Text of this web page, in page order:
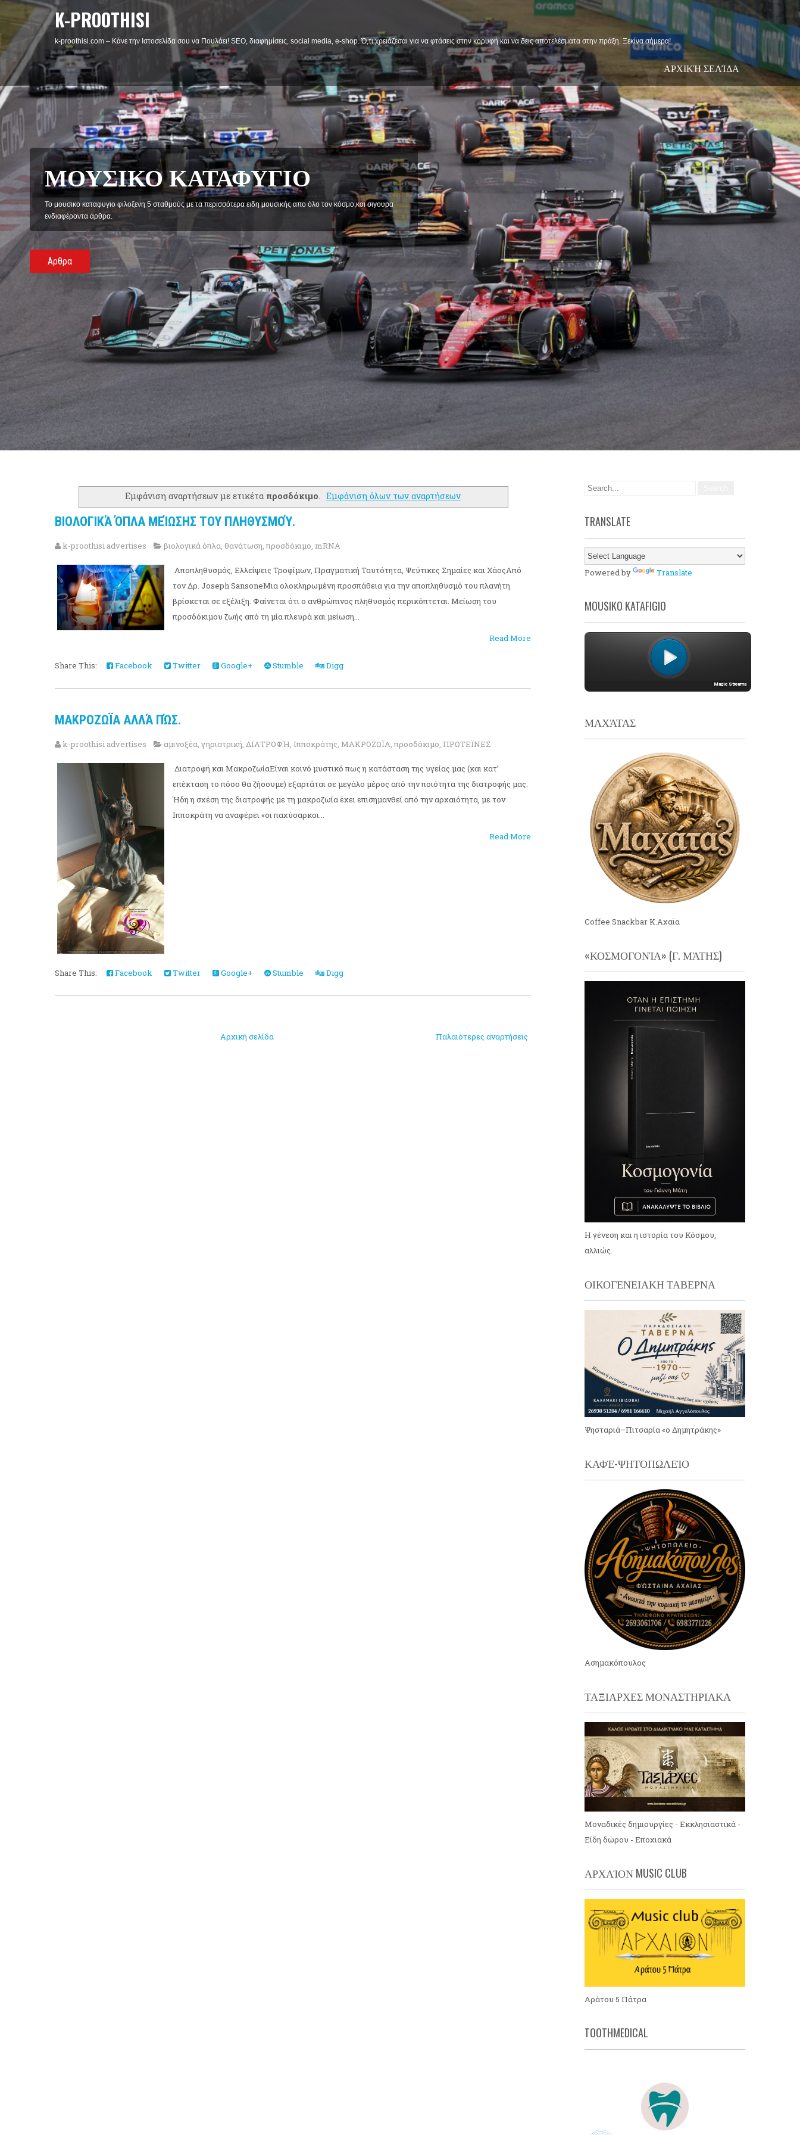
K-PROOTHISI
k-proothisi.com – Κάνε την Ιστοσελίδα σου να Πουλάει! SEO, διαφημίσεις, social media, e-shop. Ό,τι χρειάζεσαι για να φτάσεις στην κορυφή και να δεις αποτελέσματα στην πράξη. Ξεκίνα σήμερα!
ΑΡΧΙΚΉ ΣΕΛΊΔΑ
ΦΙΛΟΜΑΘΕΙΑ
Η Φιλομάθεια φιλοξενή άρθρα κοινωνικού και ψυχολογικού χαρακτήρα στηριξεις και προβληματισμού.
philomathiaplus
Εμφάνιση αναρτήσεων με ετικέτα προσδόκιμο. Εμφάνιση όλων των αναρτήσεων
ΒΙΟΛΟΓΙΚΆ ΌΠΛΑ ΜΕΊΩΣΗΣ ΤΟΥ ΠΛΗΘΥΣΜΟΎ.
k-proothisi advertises βιολογικά όπλα θανάτωση προσδόκιμο mRNA
Αποπληθυσμός, Ελλείψεις Τροφίμων, Πραγματική Ταυτότητα, Ψεύτικες Σημαίες και ΧάοςΑπό
τον Δρ. Joseph SansoneΜια ολοκληρωμένη προσπάθεια για την αποπληθυσμό του πλανήτη
βρίσκεται σε εξέλιξη. Φαίνεται ότι ο ανθρώπινος πληθυσμός περικόπτεται. Μείωση του
προσδόκιμου ζωής από τη μία πλευρά και μείωση...
Read More
Share This: Facebook Twitter Google+ Stumble Digg
ΜΑΚΡΟΖΩΪΑ ΑΛΛΆ ΠΏΣ.
k-proothisi advertises αμινοξέα γηριατρική ΔΙΑΤΡΟΦΉ Ιπποκράτης ΜΑΚΡΟΖΩΪΑ προσδόκιμο ΠΡΩΤΕΪΝΕΣ
Διατροφή και ΜακροζωίαEίναι κοινό μυστικό πως η κατάσταση της υγείας μας (και κατ’
επέκταση το πόσο θα ζήσουμε) εξαρτάται σε μεγάλο μέρος από την ποιότητα της διατροφής μας.
Ήδη η σχέση της διατροφής με τη μακροζωία έχει επισημανθεί από την αρχαιότητα, με τον
Ιπποκράτη να αναφέρει «οι παχύσαρκοι...
Read More
Share This: Facebook Twitter Google+ Stumble Digg
Παλαιότερες αναρτήσεις
Αρχική σελίδα
TRANSLATE
Powered by Translate
MOUSIKO KATAFIGIO
ΜΑΧΆΤΑΣ
Coffee Snackbar Κ.Αχαϊα
«ΚΟΣΜΟΓΟΝΊΑ» (Γ. ΜΆΤΗΣ)
Η γένεση και η ιστορία του Κόσμου,
αλλιώς.
ΟΙΚΟΓΕΝΕΙΑΚΗ ΤΑΒΕΡΝΑ
Ψησταριά–Πιτσαρία «ο Δημητράκης»
ΚΑΦΈ-ΨΗΤΟΠΩΛΕΊΟ
Ασημακόπουλος
ΤΑΞΙΑΡΧΕΣ ΜΟΝΑΣΤΗΡΙΑΚΑ
Μοναδικές δημιουργίες - Εκκλησιαστικά -
Είδη δώρου - Εποχιακά
ΑΡΧΑΊΟΝ MUSIC CLUB
Αράτου 5 Πάτρα
TOOTHMEDICAL